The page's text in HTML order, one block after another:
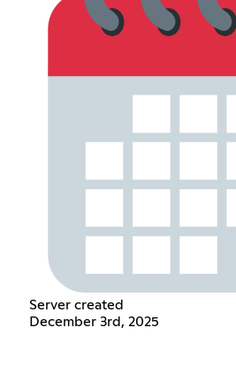
Server created
December 3rd, 2025